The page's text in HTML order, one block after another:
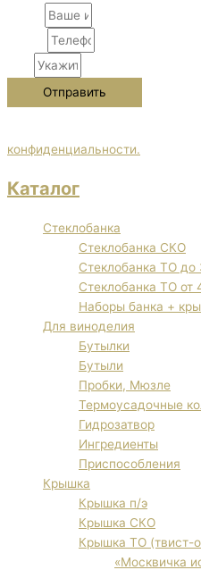
Отправить
конфиденциальности.
Каталог
Стеклобанка
Стеклобанка СКО
Стеклобанка ТО до
Стеклобанка ТО от
Наборы банка +
Для виноделия
Бутылки
Бутыли
Пробки, Мюзле
Термоусадочные
Гидрозатвор
Ингредиенты
Приспособления
Крышка
Крышка п/э
Крышка СКО
Крышка ТО (твист-
«Москвичка